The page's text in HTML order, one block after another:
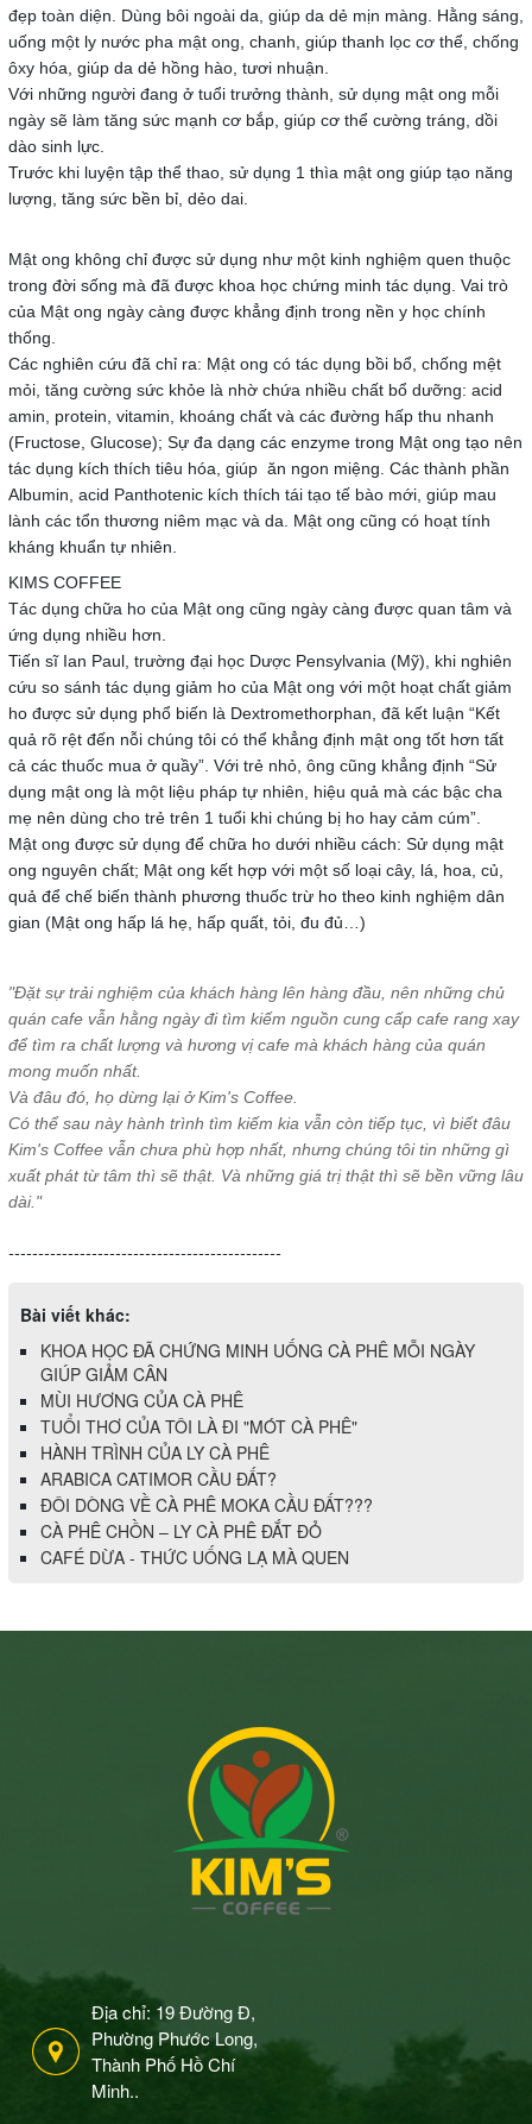
đẹp toàn diện. Dùng bôi ngoài da, giúp da dẻ mịn màng. Hằng sáng,
uống một ly nước pha mật ong, chanh, giúp thanh lọc cơ thể, chống
ôxy hóa, giúp da dẻ hồng hào, tươi nhuận.
Với những người đang ở tuổi trưởng thành, sử dụng mật ong mỗi
ngày sẽ làm tăng sức mạnh cơ bắp, giúp cơ thể cường tráng, dồi
dào sinh lực.
Trước khi luyện tập thể thao, sử dụng 1 thìa mật ong giúp tạo năng
lượng, tăng sức bền bỉ, dẻo dai.
Mật ong không chỉ được sử dụng như một kinh nghiệm quen thuộc
trong đời sống mà đã được khoa học chứng minh tác dụng. Vai trò
của Mật ong ngày càng được khẳng định trong nền y học chính
thống.
Các nghiên cứu đã chỉ ra: Mật ong có tác dụng bồi bổ, chống mệt
mỏi, tăng cường sức khỏe là nhờ chứa nhiều chất bổ dưỡng: acid
amin, protein, vitamin, khoáng chất và các đường hấp thu nhanh
(Fructose, Glucose); Sự đa dạng các enzyme trong Mật ong tạo nên
tác dụng kích thích tiêu hóa, giúp ăn ngon miệng. Các thành phần
Albumin, acid Panthotenic kích thích tái tạo tế bào mới, giúp mau
lành các tổn thương niêm mạc và da. Mật ong cũng có hoạt tính
kháng khuẩn tự nhiên.
Tác dụng chữa ho của Mật ong cũng ngày càng được quan tâm và
ứng dụng nhiều hơn.
Tiến sĩ Ian Paul, trường đại học Dược Pensylvania (Mỹ), khi nghiên
cứu so sánh tác dụng giảm ho của Mật ong với một hoạt chất giảm
ho được sử dụng phổ biến là Dextromethorphan, đã kết luận “Kết
quả rõ rệt đến nỗi chúng tôi có thể khẳng định mật ong tốt hơn tất
cả các thuốc mua ở quầy”. Với trẻ nhỏ, ông cũng khẳng định “Sử
dụng mật ong là một liệu pháp tự nhiên, hiệu quả mà các bậc cha
mẹ nên dùng cho trẻ trên 1 tuổi khi chúng bị ho hay cảm cúm”.
Mật ong được sử dụng để chữa ho dưới nhiều cách: Sử dụng mật
ong nguyên chất; Mật ong kết hợp với một số loại cây, lá, hoa, củ,
quả để chế biến thành phương thuốc trừ ho theo kinh nghiệm dân
gian (Mật ong hấp lá hẹ, hấp quất, tỏi, đu đủ…)
"Đặt sự trải nghiệm của khách hàng lên hàng đầu, nên những chủ
quán cafe vẫn hằng ngày đi tìm kiếm nguồn cung cấp cafe rang xay
để tìm ra chất lượng và hương vị cafe mà khách hàng của quán
mong muốn nhất.
Và đâu đó, họ dừng lại ở Kim's Coffee.
Có thể sau này hành trình tìm kiếm kia vẫn còn tiếp tục, vì biết đâu
Kim's Coffeevẫn chưa phù hợp nhất, nhưng chúng tôi tin những gì
xuất phát từ tâm thì sẽ thật. Và những giá trị thật thì sẽ bền vững lâu
dài."
----------------------------------------------
Bài viết khác:
KHOA HỌC ĐÃ CHỨNG MINH UỐNG CÀ PHÊ MỖI NGÀY
GIÚP GIẢM CÂN
MÙI HƯƠNG CỦA CÀ PHÊ
TUỔI THƠ CỦA TÔI LÀ ĐI "MÓT CÀ PHÊ"
HÀNH TRÌNH CỦA LY CÀ PHÊ
ARABICA CATIMOR CẦU ĐẤT?
ĐÔI DÒNG VỀ CÀ PHÊ MOKA CẦU ĐẤT???
CÀ PHÊ CHỒN – LY CÀ PHÊ ĐẮT ĐỎ
CAFÉ DỪA - THỨC UỐNG LẠ MÀ QUEN
Địa chỉ: 19 Đường Đ,
Phường Phước Long,
Thành Phố Hồ Chí
Minh..